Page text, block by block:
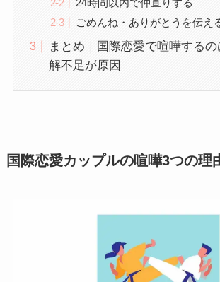
24時間以内で仲直りする
ごめんね・ありがとうを伝え
まとめ｜国際恋愛で喧嘩する
解不足が原因
国際恋愛カップルの喧嘩3つの理